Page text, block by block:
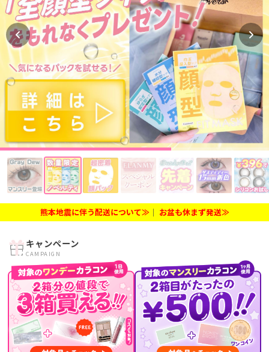
熊本地震に伴う配送について≫│ お盆も休まず発送≫
キャンペーン
CAMPAIGN